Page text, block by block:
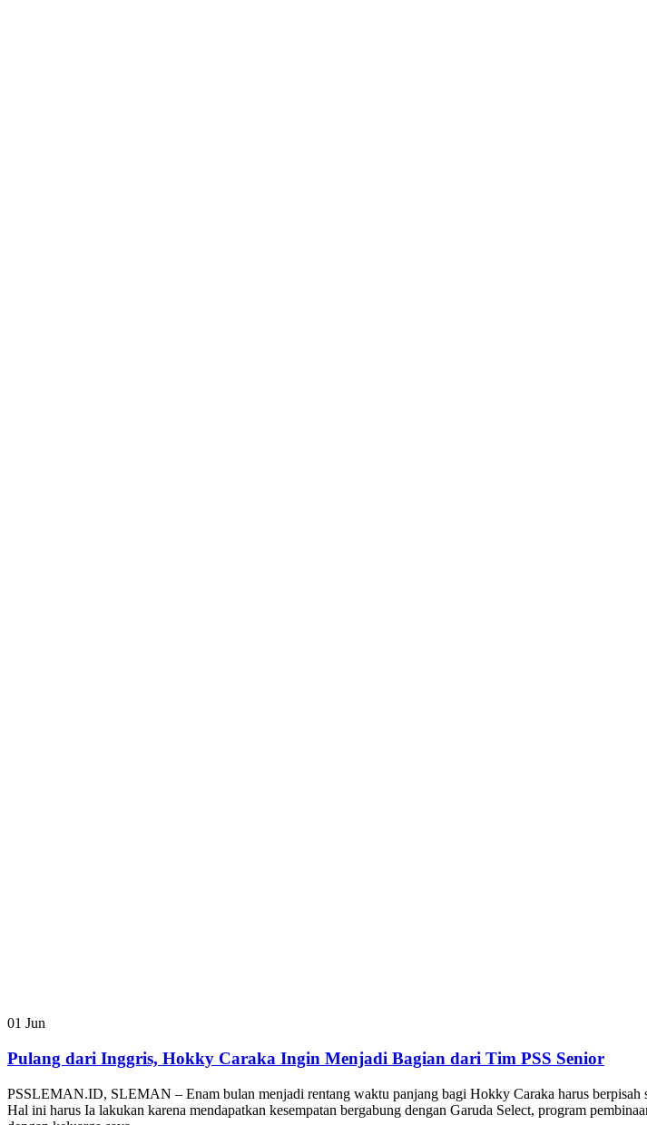
01 Jun
Pulang dari Inggris, Hokky Caraka Ingin Menjadi Bagian dari Tim PSS Senior
PSSLEMAN.ID, SLEMAN – Enam bulan menjadi rentang waktu panjang bagi Hokky Caraka harus berpisah
Hal ini harus Ia lakukan karena mendapatkan kesempatan bergabung dengan Garuda Select, program